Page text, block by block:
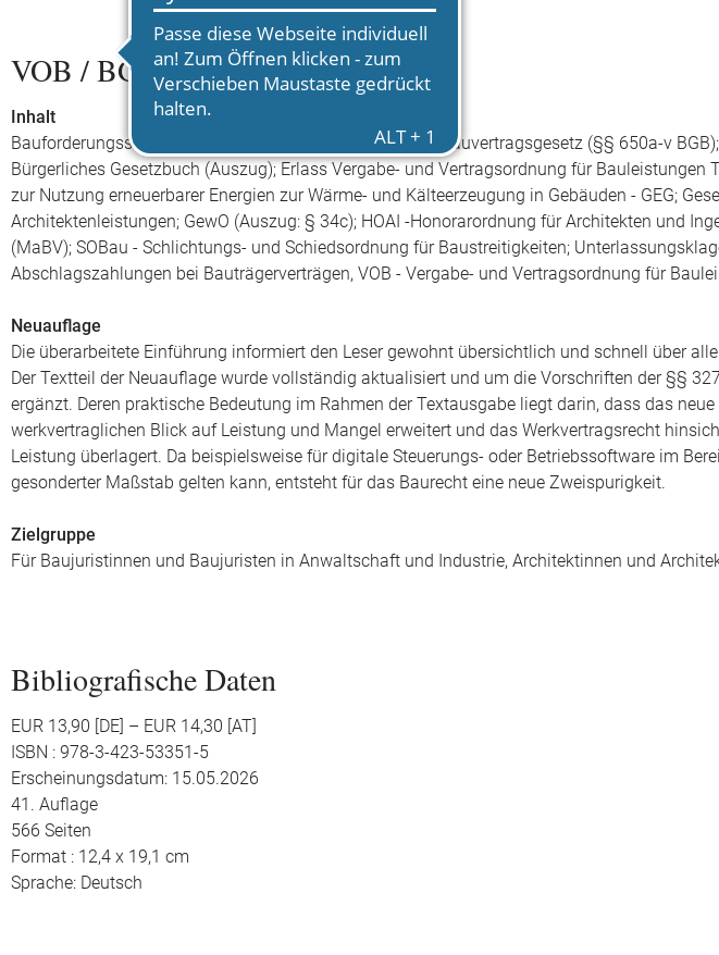
VOB / BGB / HOAI
Inhalt
Bauforderungssicherungsgesetz; Baustellenverordnung; Bauvertragsgesetz (§§ 650a-v BGB);
Bürgerliches Gesetzbuch (Auszug); Erlass Vergabe- und Vertragsordnung für Bauleistungen
zur Nutzung erneuerbarer Energien zur Wärme- und Kälteerzeugung in Gebäuden - GEG;
Architektenleistungen; GewO (Auszug: § 34c); HOAI -Honorarordnung für Architekten und
(MaBV); SOBau - Schlichtungs- und Schiedsordnung für Baustreitigkeiten;
Abschlagszahlungen bei Bauträgerverträgen, VOB - Vergabe- und Vertragsordnung für
Neuauflage
Die überarbeitete Einführung informiert den Leser gewohnt übersichtlich und schnell über
Der Textteil der Neuauflage wurde vollständig aktualisiert und um die Vorschriften der §§
ergänzt. Deren praktische Bedeutung im Rahmen der Textausgabe liegt darin, dass das
werkvertraglichen Blick auf Leistung und Mangel erweitert und das Werkvertragsrecht
Leistung überlagert. Da beispielsweise für digitale Steuerungs- oder Betriebssoftware im
gesonderter Maßstab gelten kann, entsteht für das Baurecht eine neue Zweispurigkeit.
Zielgruppe
Für Baujuristinnen und Baujuristen in Anwaltschaft und Industrie, Architektinnen und
Bibliografische Daten
EUR 13,90 [DE] – EUR 14,30 [AT]
ISBN : 978-3-423-53351-5
Erscheinungsdatum: 15.05.2026
41. Auflage
566 Seiten
Format : 12,4 x 19,1 cm
Sprache: Deutsch